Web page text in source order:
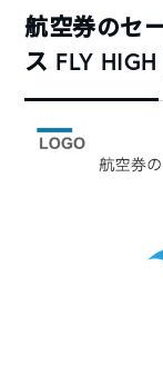
航空券のセ
ス FLY